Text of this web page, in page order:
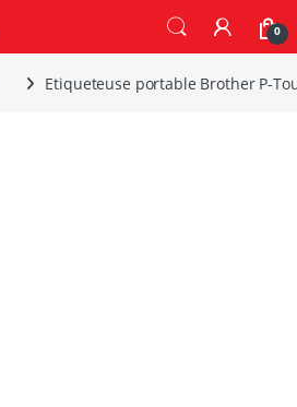
0
Etiqueteuse portable Brother P-